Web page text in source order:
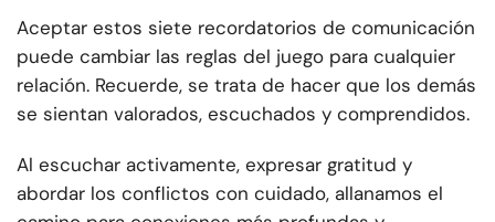
Aceptar estos siete recordatorios de comunicación
puede cambiar las reglas del juego para cualquier
relación. Recuerde, se trata de hacer que los demás
se sientan valorados, escuchados y comprendidos.
Al escuchar activamente, expresar gratitud y
abordar los conflictos con cuidado, allanamos el